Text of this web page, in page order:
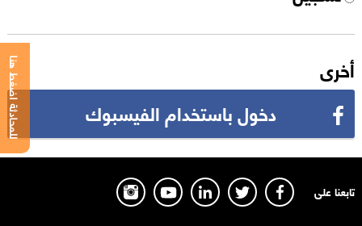
أخرى
دخول باستخدام الفيسبوك
للمحادثة اضغط هنا
تابعنا على